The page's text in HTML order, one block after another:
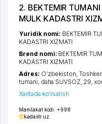
2. BEKTEMIR
MULK KADASTRI
Mamlakat kodi: +998
kadastr.uz
Yuridik nomi: BEKTEMIR
KADASTRI XIZMATI
Brend nomi: BEKTEMIR
KADASTRI XIZMATI
Adres: O'zbekiston,
tumani, daha SUVSOZ, 29,
Xaritada ko'rsatish